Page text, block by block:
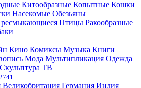
Китообразные Копытные Кошки
Насекомые Обезьяны
Птицы Ракообразные
Кино Комиксы Музыка Книги
Мода Мультипликация Одежда
Скульптура ТВ
Великобритания Германия Индия